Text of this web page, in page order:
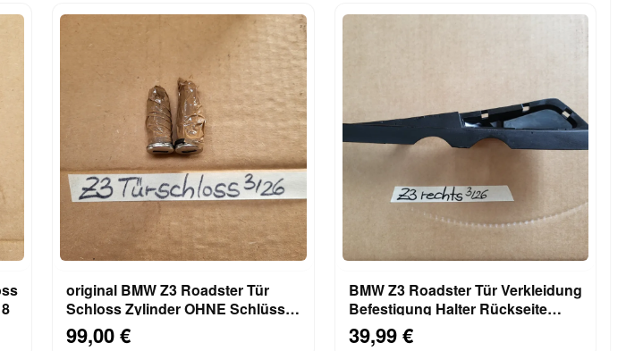
original BMW Z3 Roadster Tür
Schloss Zylinder OHNE Schlüssel
2 Stück mit Fallen
99,00 €
BMW Z3 Roadster Tür Verkleidung
Befestigung Halter Rückseite
RECHTS Beifahrer
39,99 €